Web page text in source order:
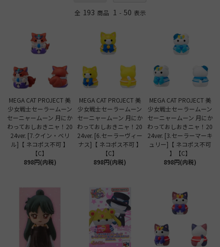
全 193 商品 1 - 50 表示
MEGA CAT PROJECT 美
少女戦士セーラームーン
セーニャームーン 月にか
わっておしおきニャ！20
24ver. [7.クイン・ベリ
ル]【 ネコポス不可 】
【C】
898円(内税)
MEGA CAT PROJECT 美
少女戦士セーラームーン
セーニャームーン 月にか
わっておしおきニャ！20
24ver. [6.セーラーヴィー
ナス]【 ネコポス不可 】
【C】
898円(内税)
MEGA CAT PROJECT 美
少女戦士セーラームーン
セーニャームーン 月にか
わっておしおきニャ！20
24ver. [3.セーラーマーキ
ュリー]【 ネコポス不可
】【C】
898円(内税)